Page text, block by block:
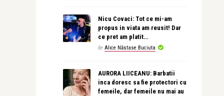
Nicu Covaci: Tot ce mi-am
propus in viata am reusit! Dar
ce pret am platit…
de Alice Năstase Buciuta
AURORA LIICEANU: Barbatii
inca doresc sa fie protectori cu
femeile, dar femeile nu mai au